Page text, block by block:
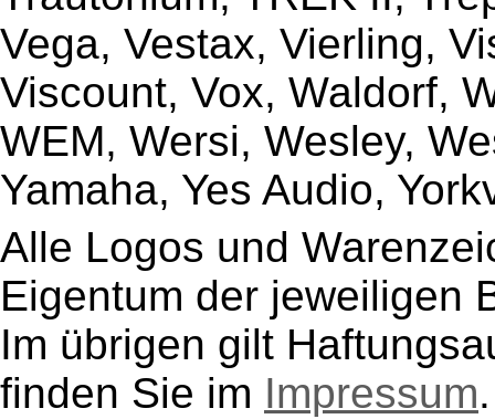
Vega, Vestax, Vierling,
Viscount, Vox, Waldorf,
WEM, Wersi, Wesley,
Yamaha, Yes Audio,
Alle Logos und
Eigentum der jeweiligen
Im übrigen gilt
finden Sie im Impressum.